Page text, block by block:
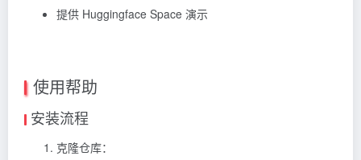
提供 Huggingface Space 演示
使用帮助
安装流程
克隆仓库：